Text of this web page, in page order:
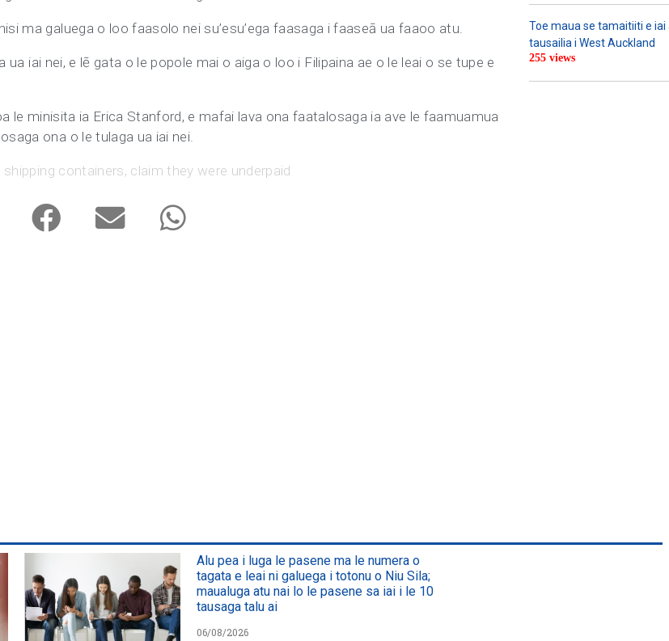
ma galuega o loo faasolo nei su’esu’ega faasaga i faaseā ua faaoo atu.
iai nei, e lē gata o le popole mai o aiga o loo i Filipaina ae o le leai o se tupe e
le minisita ia Erica Stanford, e mafai lava ona faatalosaga ia ave le faamuamua
ona o le tulaga ua iai nei.
containers, claim they were underpaid
Toe maua se tamaitiiti e
tausailia i West Auckland
255 views
Alu pea i luga le pasene ma le numera o
tagata e leai ni galuega i totonu o Niu Sila;
maualuga atu nai lo le pasene sa iai i le 10
tausaga talu ai
06/08/2026